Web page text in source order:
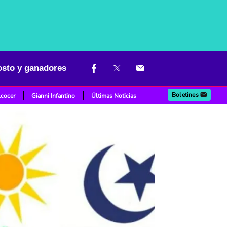
y ganadores
Gianni Infantino Últimas Noticias Boletines